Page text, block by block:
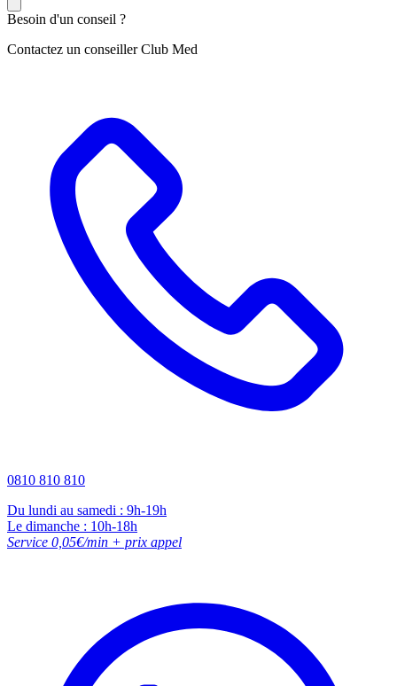
Besoin d'un conseil ?
Contactez un conseiller Club Med
0810 810 810
Du lundi au samedi : 9h-19h
Le dimanche : 10h-18h
Service 0,05€/min + prix appel